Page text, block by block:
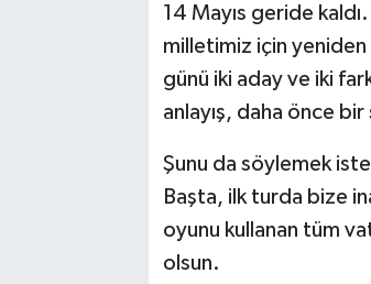
14 Mayıs geride
milletimiz için
günü iki aday ve iki
anlayış, daha önce bir
Şunu da söylemek
Başta, ilk turda bize
oyunu kullanan tüm
olsun.